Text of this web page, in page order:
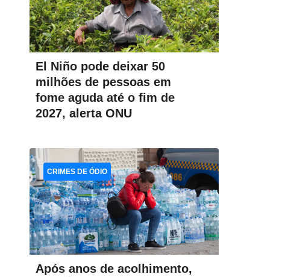
El Niño pode deixar 50
milhões de pessoas em
fome aguda até o fim de
2027, alerta ONU
Após anos de acolhimento,
CRIMES DE ÓDIO